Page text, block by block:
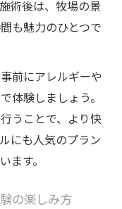
術後は、牧場の景
も魅力のひとつで
前にアレルギーや
体験しましょう。
うことで、より快
にも人気のプラン
ます。
の楽しみ方